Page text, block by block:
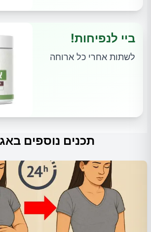
ביי לנפיחות!
לשתות אחרי כל ארוחה
תכנים נוספים